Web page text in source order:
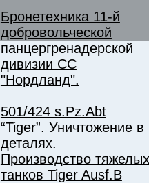
Бронетехника 11-й
добровольческой
панцергренадерской
дивизии СС
"Нордланд".
501/424 s.Pz.Abt
“Tiger”. Уничтожение в
деталях.
Производство тяжелых
танков Tiger Ausf.B